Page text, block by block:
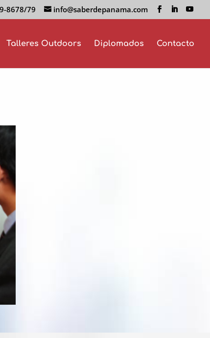
8678/79 info@saberdepanama.com
Talleres Outdoors Diplomados Contacto